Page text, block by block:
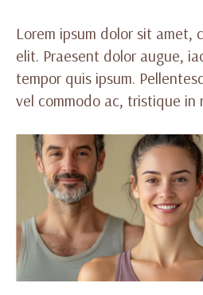
Lorem ipsum dolor sit amet,
elit. Praesent dolor augue,
tempor quis ipsum.
vel commodo ac, tristique in